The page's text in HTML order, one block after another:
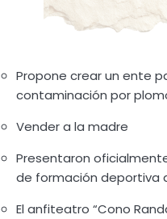
Propone crear un ente
contaminación por
Vender a la madre
Presentaron
de formación deportiva
El anfiteatro “Cono